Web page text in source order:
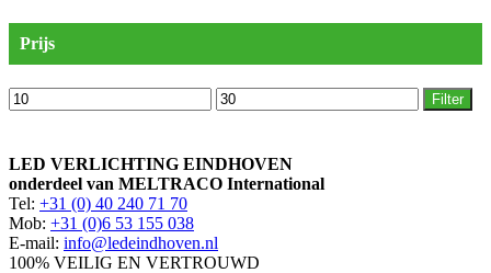
Prijs
Min.
prijs
Max.
prijs
Filter
LED VERLICHTING EINDHOVEN
onderdeel van MELTRACO International
Tel: +31 (0) 40 240 71 70
Mob: +31 (0)6 53 155 038
E-mail: info@ledeindhoven.nl
100% VEILIG EN VERTROUWD